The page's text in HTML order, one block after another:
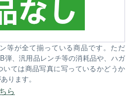
等が全て揃っている商品です。ただ
弾、汎用品レンチ等の消耗品や、ハガ
いては商品写真に写っているかどうか
ります。
ら